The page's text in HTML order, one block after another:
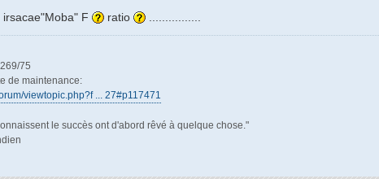
irsacae"Moba" F ratio
75
de maintenance:
viewtopic.php?f ... 27#p117471
le succès ont d'abord rêvé à quelque chose."